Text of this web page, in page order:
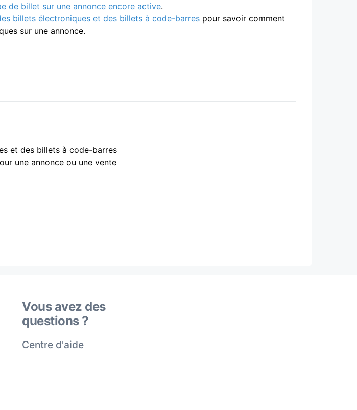
de billet sur une annonce encore active.
billets électroniques et des billets à code-barres pour savoir comment
sur une annonce.
et des billets à code-barres
une annonce ou une vente
Vous avez des
questions ?
Centre d'aide